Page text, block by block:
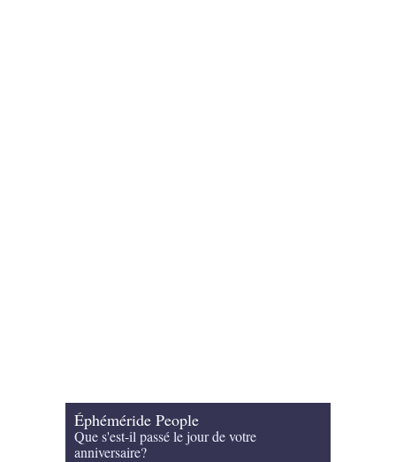
Éphéméride People
Que s'est-il passé le jour de votre
anniversaire?